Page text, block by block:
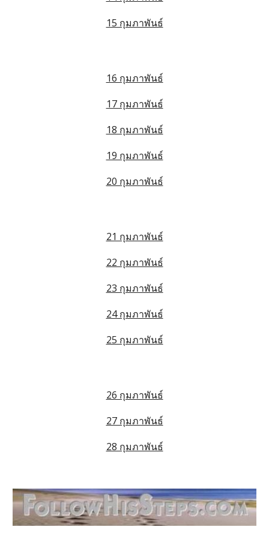
15 กุมภาพันธ์
16 กุมภาพันธ์
17 กุมภาพันธ์
18 กุมภาพันธ์
19 กุมภาพันธ์
20 กุมภาพันธ์
21 กุมภาพันธ์
22 กุมภาพันธ์
23 กุมภาพันธ์
24 กุมภาพันธ์
25 กุมภาพันธ์
26 กุมภาพันธ์
27 กุมภาพันธ์
28 กุมภาพันธ์